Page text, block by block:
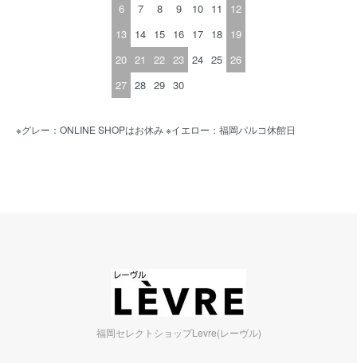
6
7 8 9 10 11
12
13 14 15 16 17 18 19
20 21 22 23 24 25 26
27 28 29 30
※グレー：ONLINE SHOPはお休み ※イエロー：福岡パルコ休館日
福岡セレクトショップLevre(レーヴル)